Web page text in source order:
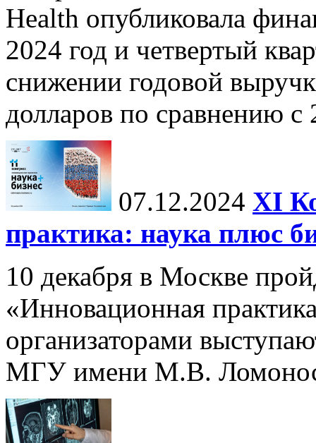
Health опубликовала
2024 год и четвертый
снижении годовой
долларов по сравнению с
07.12.2024 ХI
практика: наука плюс
10 декабря в Москве
«Инновационная
организаторами
МГУ имени М.В.